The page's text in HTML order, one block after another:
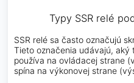
Typy SSR relé
SSR relé sa často označujú
Tieto označenia udávajú, aký
používa na ovládacej strane
spína na výkonovej strane